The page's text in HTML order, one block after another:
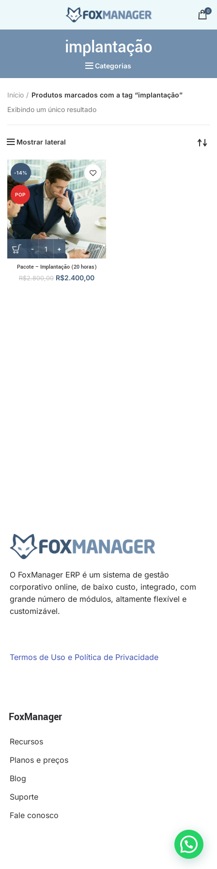
0
implantação
Categorias
Início
Produtos marcados com a tag “implantação”
Exibindo um único resultado
Mostrar lateral
-14%
POP
Pacote – Implantação (20 horas)
R$2.800,00 R$2.400,00
O FoxManager ERP é um sistema de gestão
corporativo online, de baixo custo, integrado, com
grande número de módulos, altamente flexível e
customizável.
Termos de Uso e Política de Privacidade
FoxManager
Recursos
Planos e preços
Blog
Suporte
Fale conosco